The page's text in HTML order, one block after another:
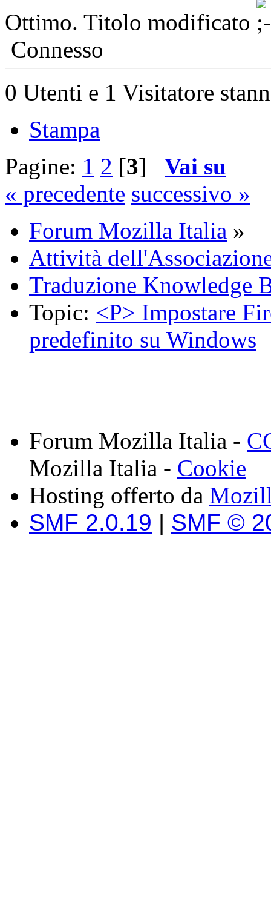
Ottimo. Titolo modificato
Connesso
0 Utenti e 1 Visitatore
Stampa
Pagine: 1 2 [3] Vai su
« precedente successivo »
Forum Mozilla Italia »
Attività
Traduzione Knowledge
Topic: <P> Impostare
predefinito su Windows
Forum Mozilla Italia -
Mozilla Italia - Cookie
Hosting offerto da
SMF 2.0.19 | SMF ©